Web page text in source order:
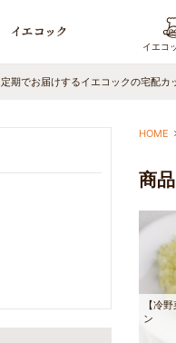
イエコ
定期でお届けするイエコックの宅配カ
HOME
商
【冷
ン